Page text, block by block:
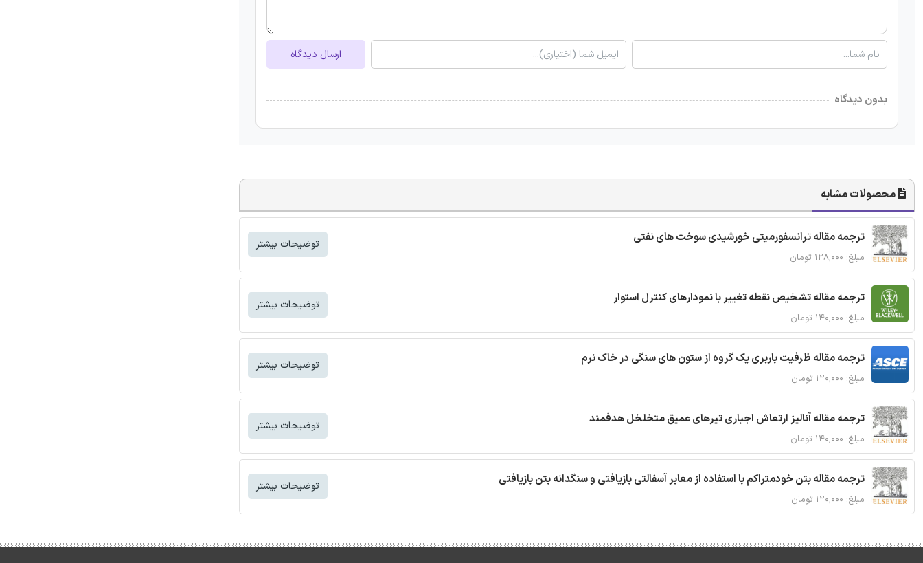
ارسال دیدگاه
بدون دیدگاه
محصولات مشابه
ترجمه مقاله ترانسفورمیتی خورشیدی سوخت های نفتی
مبلغ: ۱۲۸,۰۰۰ تومان
توضیحات بیشتر
ترجمه مقاله تشخیص نقطه تغییر با نمودارهای کنترل استوار
مبلغ: ۱۴۰,۰۰۰ تومان
توضیحات بیشتر
ترجمه مقاله ظرفیت باربری یک گروه از ستون های سنگی در خاک نرم
مبلغ: ۱۲۰,۰۰۰ تومان
توضیحات بیشتر
ترجمه مقاله آنالیز ارتعاش اجباری تیرهای عمیق متخلخل هدفمند
مبلغ: ۱۴۰,۰۰۰ تومان
توضیحات بیشتر
ترجمه مقاله بتن خودمتراکم با استفاده از معابر آسفالتی بازیافتی و سنگدانه بتن بازیافتی
مبلغ: ۱۲۰,۰۰۰ تومان
توضیحات بیشتر